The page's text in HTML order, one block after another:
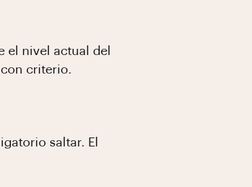
el nivel actual del
criterio.
saltar. El